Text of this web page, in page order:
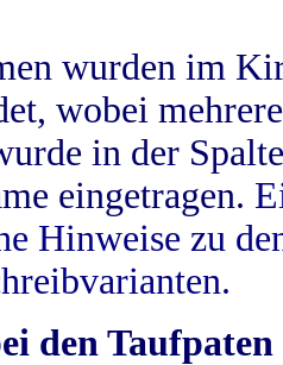
wurden im
wobei
in der
eingetragen.
Hinweise zu
den Taufpaten